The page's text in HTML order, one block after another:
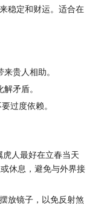
稳定和财运。适合在
贵人相助。
矛盾。
过度依赖。
虎人最好在立春当天
休息，避免与外界接
放镜子，以免反射煞